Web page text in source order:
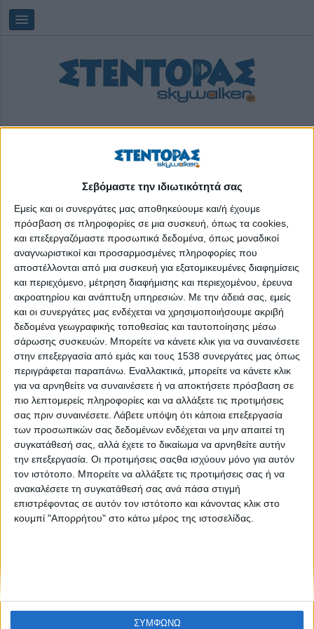
Σεβόμαστε την ιδιωτικότητά σας
Εμείς και οι συνεργάτες μας αποθηκεύουμε και/ή έχουμε
πρόσβαση σε πληροφορίες σε μια συσκευή, όπως τα cookies,
και επεξεργαζόμαστε προσωπικά δεδομένα, όπως μοναδικοί
αναγνωριστικοί και προσαρμοσμένες πληροφορίες που
αποστέλλονται από μια συσκευή για εξατομικευμένες διαφημίσεις
και περιεχόμενο, μέτρηση διαφήμισης και περιεχομένου, έρευνα
ακροατηρίου και ανάπτυξη υπηρεσιών. Με την άδειά σας, εμείς
και οι συνεργάτες μας ενδέχεται να χρησιμοποιήσουμε ακριβή
δεδομένα γεωγραφικής τοποθεσίας και ταυτοποίησης μέσω
σάρωσης συσκευών. Μπορείτε να κάνετε κλικ για να συναινέσετε
στην επεξεργασία από εμάς και τους 1538 συνεργάτες μας όπως
περιγράφεται παραπάνω. Εναλλακτικά, μπορείτε να κάνετε κλικ
για να αρνηθείτε να συναινέσετε ή να αποκτήσετε πρόσβαση σε
πιο λεπτομερείς πληροφορίες και να αλλάξετε τις προτιμήσεις
σας πριν συναινέσετε. Λάβετε υπόψη ότι κάποια επεξεργασία
των προσωπικών σας δεδομένων ενδέχεται να μην απαιτεί τη
συγκατάθεσή σας, αλλά έχετε το δικαίωμα να αρνηθείτε αυτήν
την επεξεργασία. Οι προτιμήσεις σαςθα ισχύουν μόνο για αυτόν
τον ιστότοπο. Μπορείτε να αλλάξετε τις προτιμήσεις σας ή να
ανακαλέσετε τη συγκατάθεσή σας ανά πάσα στιγμή
επιστρέφοντας σε αυτόν τον ιστότοπο και κάνοντας κλικ στο
κουμπί "Απορρήτου" στο κάτω μέρος της ιστοσελίδας.
ΣΥΜΦΩΝΩ
Πέμπτη, 06/08/2026 14:20:04
επιλογές
Επαγγελματικός Προσανατολισμός | Ακαδημίες
Εμπορικού Ναυτικού στην Ελλάδα
None feed
CONNECT
NEWSLETTER